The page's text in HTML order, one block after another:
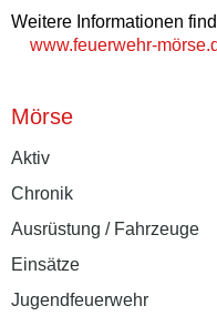
Weitere Informationen
www.feuerwehr-
Mörse
Aktiv
Chronik
Ausrüstung / Fahrzeuge
Einsätze
Jugendfeuerwehr